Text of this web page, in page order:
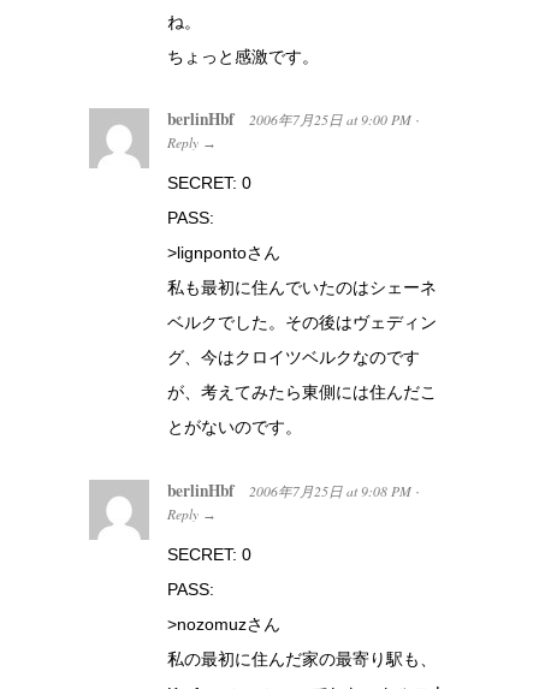
ね。
ちょっと感激です。
berlinHbf 2006年7月25日 at 9:00 PM ·
Reply →
SECRET: 0
PASS:
>lignpontoさん
私も最初に住んでいたのはシェーネ
ベルクでした。その後はヴェディン
グ、今はクロイツベルクなのです
が、考えてみたら東側には住んだこ
とがないのです。
berlinHbf 2006年7月25日 at 9:08 PM ·
Reply →
SECRET: 0
PASS:
>nozomuzさん
私の最初に住んだ家の最寄り駅も、